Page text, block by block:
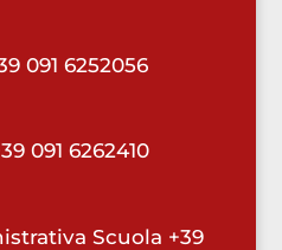
091 6252056
091 6262410
Scuola +39